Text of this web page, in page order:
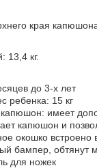
края
13,4 кг.
до 3-х лет
ребенка: 15 кг
имеет
капюшон и
окошко встроено
бампер, обтянут
для ножек